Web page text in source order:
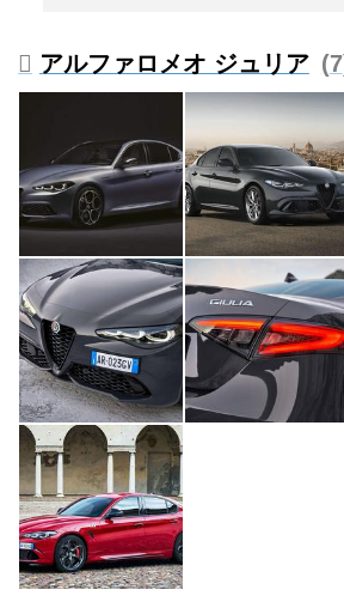
アルファロメオ ジュリア 7